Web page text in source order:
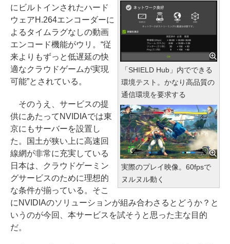
「SHIELD Hub」内でできる
環境テスト。かなり高品質の
通信環境を要求する
実際のプレイ映像。60fpsで
ヌルヌル動く
にビルトインされたハード
ウェアH.264エンコーダーに
よるタイムラグなしの動画
エンコード機能がウリ。“従
来よりもずっと低遅延の快
適なクラウドゲームが実現
可能”とされている。
そのうえ、サービスの提
供にあたってNVIDIAでは東
京にもサーバーを設置し
た。国土が狭い上に高速回
線網が非常に充実している
日本は、クラウドゲーミン
グサービスのために理想的
な条件が揃っている。そこ
にNVIDIAのソリューションが組み合わさるとどうか？と
いうのが今回、本サービスを試そうと思った主な目的
だ。